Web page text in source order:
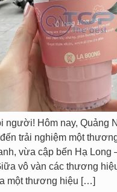
người! Hôm nay, Quảng
trải nghiệm một
vừa cập bến Hạ Long
vô vàn các thương
một thương hiệu […]